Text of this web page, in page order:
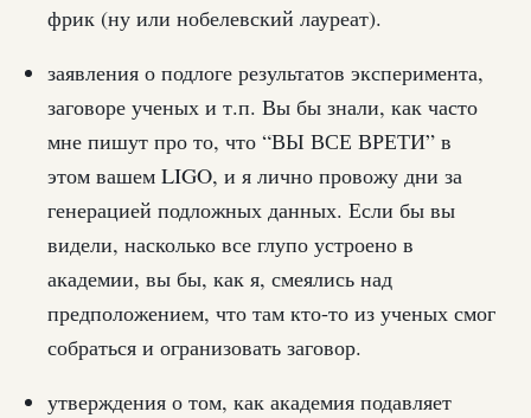
фрик (ну или нобелевский лауреат).
заявления о подлоге результатов эксперимента,
заговоре ученых и т.п. Вы бы знали, как часто
мне пишут про то, что “ВЫ ВСЕ ВРЕТИ” в
этом вашем LIGO, и я лично провожу дни за
генерацией подложных данных. Если бы вы
видели, насколько все глупо устроено в
академии, вы бы, как я, смеялись над
предположением, что там кто-то из ученых смог
собраться и огранизовать заговор.
утверждения о том, как академия подавляет